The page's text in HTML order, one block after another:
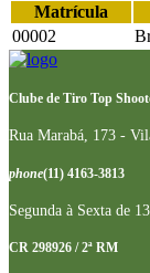
Matrícula
00002
Clube de Tiro Top
Rua Marabá, 173 -
phone(11) 4163-3813
Segunda à Sexta de
CR 298926 / 2ª RM